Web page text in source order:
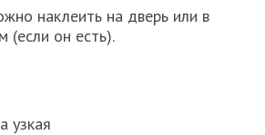
наклеить на дверь или в
(если он есть).
узкая